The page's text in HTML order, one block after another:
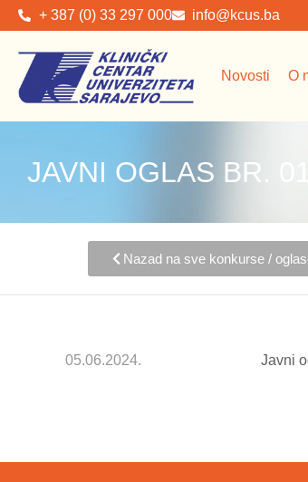
+ 387 (0) 33 297 000 info@kcus.ba
Novosti O
JAVNI OGLAS BR.
Nazad na sve konkurse /
05.06.2024. Javni